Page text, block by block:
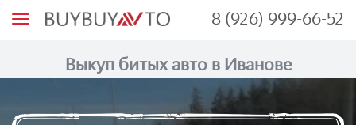
М
8 (926) 999-66-52
Выкуп битых авто в Иванове